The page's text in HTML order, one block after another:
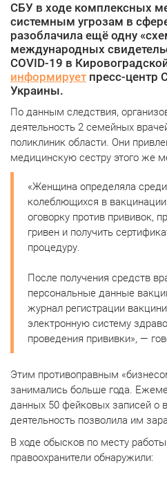
СБУ в ходе комплексных
системным угрозам в
разоблачила ещё одну
международных
COVID-19 в
информирует пресс-центр
Украины.
По данным следствия,
деятельность 2 семейных
поликлиник области. Они
медицинскую сестру этого же
«Женщина определяла
колеблющихся в
оговорку против прививок,
гривен и получить
процедуру.
После получения средств
персональные данные
журнал регистрации
электронную систему
проведения прививки», —
Этим противоправным
занимались больше года.
данных 50 фейковых записей о
деятельность позволила им
В ходе обысков по месту
правоохранители обнаружили: